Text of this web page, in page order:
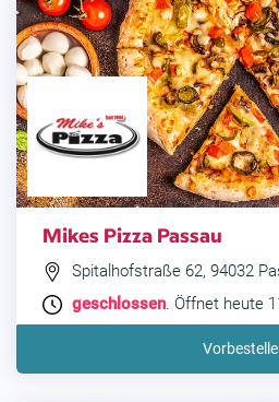
Mikes Pizza Passau
Spitalhofstraße 62, 94032
geschlossen. Öffnet heute